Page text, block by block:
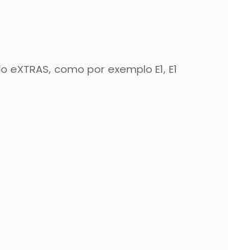
como por exemplo E1, E1